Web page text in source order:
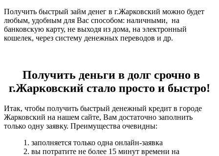
Получить быстрый займ денег в г.Жарковский можно будет
любым, удобным для Вас способом: наличными, на
банковскую карту, не выходя из дома, на электронный
кошелек, через систему денежных переводов и др.
Получить деньги в долг срочно в
г.Жарковский стало просто и быстро!
Итак, чтобы получить быстрый денежный кредит в городе
Жарковский на нашем сайте, Вам достаточно заполнить
только одну заявку. Преимущества очевидны:
1. заполняется только одна онлайн-заявка
2. вы потратите не более 15 минут времени на